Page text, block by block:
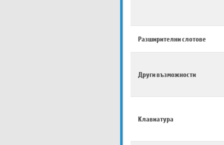
Разширителни слотове
Други възможности
Клавиатура